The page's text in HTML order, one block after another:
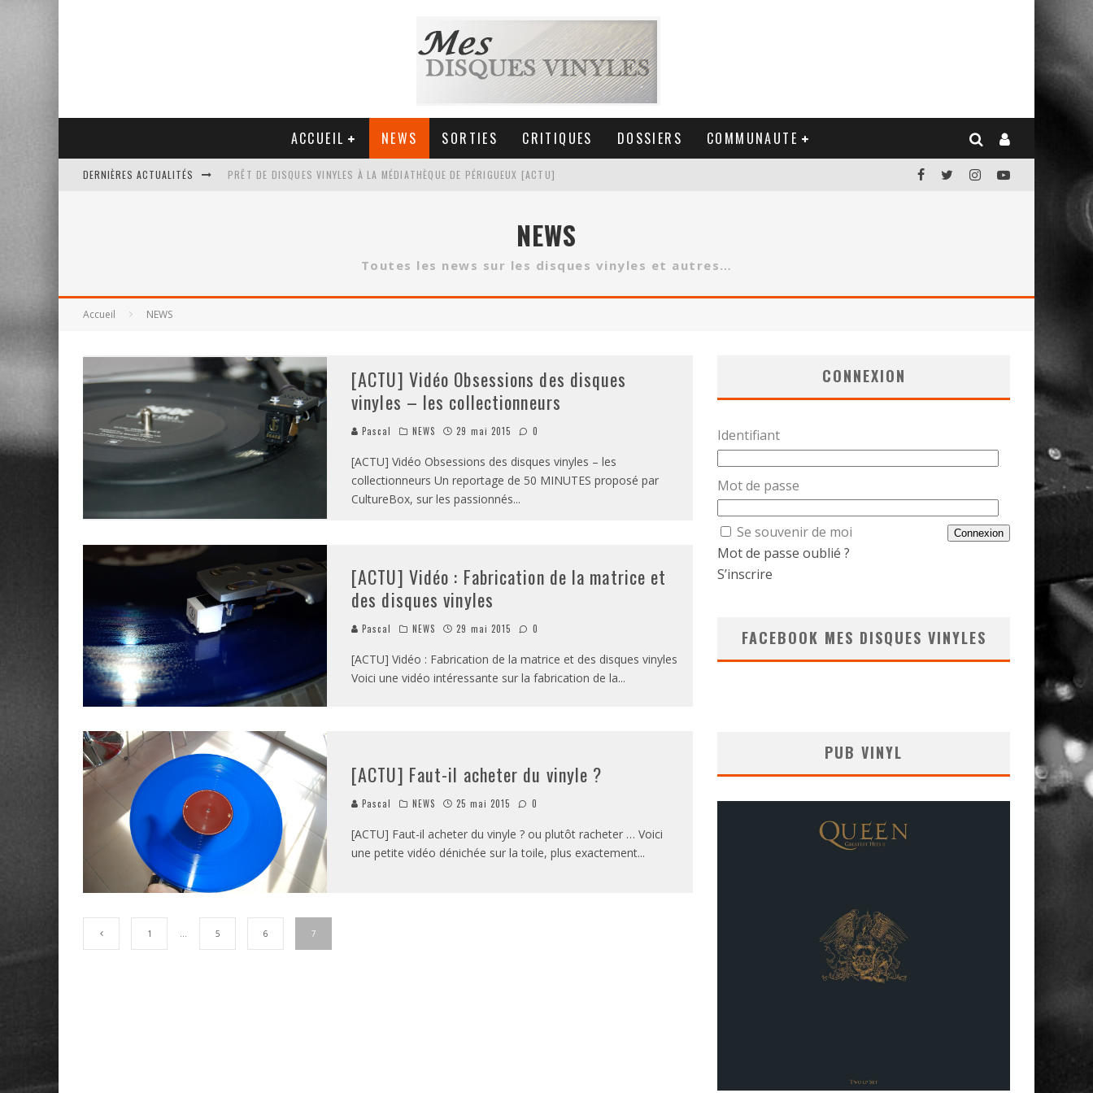
ACCUEIL NEWS SORTIES CRITIQUES DOSSIERS COMMUNAUTE
DERNIÈRES ACTUALITÉS PRÊT DE DISQUES VINYLES À LA MÉDIATHÈQUE DE PÉRIGUEUX [ACTU]
UN NOUVEAU DISQUAIRE MUSIC NON STOP À STRASBOURG
NEWS
Toutes les news sur les disques vinyles et autres…
Accueil NEWS
[ACTU] Vidéo Obsessions des disques
vinyles – les collectionneurs
Pascal NEWS 29 mai 2015 0
[ACTU] Vidéo Obsessions des disques vinyles – les
collectionneurs Un reportage de 50 MINUTES proposé par
CultureBox, sur les passionnés...
[ACTU] Vidéo : Fabrication de la matrice et
des disques vinyles
Pascal NEWS 29 mai 2015 0
[ACTU] Vidéo : Fabrication de la matrice et des disques vinyles
Voici une vidéo intéressante sur la fabrication de la...
[ACTU] Faut-il acheter du vinyle ?
Pascal NEWS 25 mai 2015 0
[ACTU] Faut-il acheter du vinyle ? ou plutôt racheter … Voici
une petite vidéo dénichée sur la toile, plus exactement...
1 … 5 6 7
CONNEXION
Identifiant
Mot de passe
Se souvenir de moi
Mot de passe oublié ?
S’inscrire
FACEBOOK MES DISQUES VINYLES
PUB VINYL